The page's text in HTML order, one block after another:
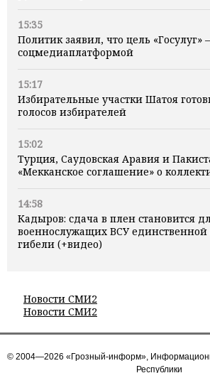
15:35
Политик заявил, что цель «Госулуг»
соцмедиаплатформой
15:17
Избирательные участки Шатоя
голосов избирателей
15:02
Турция, Саудовская Аравия и
«Мекканское соглашение» о
14:58
Кадыров: сдача в плен становится
военнослужащих ВСУ единственной
гибели (+видео)
Новости СМИ2
Новости СМИ2
© 2004—2026 «Грозный-информ»,
Республики